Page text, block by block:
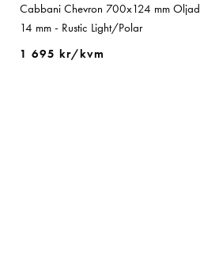
Cabbani Chevron 700x124 mm Oljad
14 mm - Rustic Light/Polar
1 695 kr/kvm